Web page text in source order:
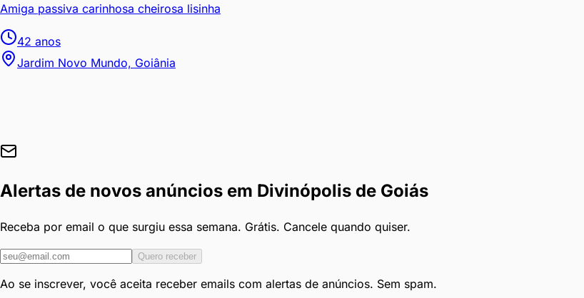
Amiga passiva carinhosa cheirosa lisinha
42 anos
Jardim Novo Mundo, Goiânia
Alertas de novos anúncios em Divinópolis de Goiás
Receba por email o que surgiu essa semana. Grátis. Cancele quando quiser.
Quero receber
Ao se inscrever, você aceita receber emails com alertas de anúncios. Sem spam.